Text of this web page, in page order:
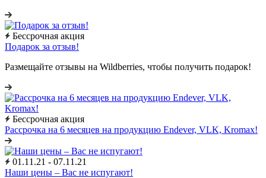
Бессрочная акция
Подарок за отзыв!
Размещайте отзывы на Wildberries, чтобы получить подарок!
Бессрочная акция
Рассрочка на 6 месяцев на продукцию Endever, VLK, Kromax!
01.11.21 - 07.11.21
Наши цены – Вас не испугают!